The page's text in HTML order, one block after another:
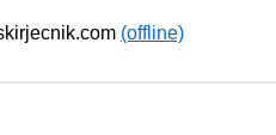
(offline)